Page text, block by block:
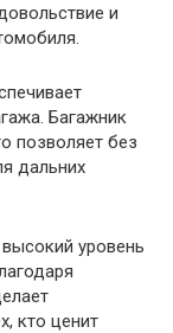
и
Багажник
позволяет без
дальних
уровень
кто ценит